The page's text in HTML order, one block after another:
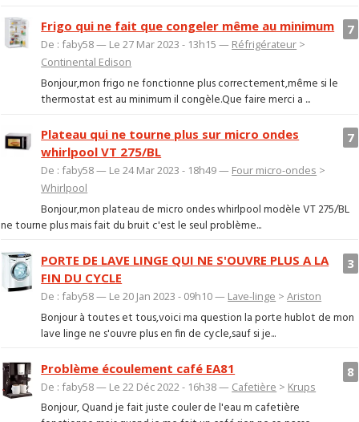
7
Frigo qui ne fait que congeler même au minimum
De : faby58 — Le 27 Mar 2023 - 13h15 — Réfrigérateur >
Continental Edison
Bonjour,mon frigo ne fonctionne plus correctement,même si le
thermostat est au minimum il congèle.Que faire merci a ...
7
Plateau qui ne tourne plus sur micro ondes
whirlpool VT 275/BL
De : faby58 — Le 24 Mar 2023 - 18h49 — Four micro-ondes >
Whirlpool
Bonjour,mon plateau de micro ondes whirlpool modèle VT 275/BL
ne tourne plus mais fait du bruit c'est le seul problème...
3
PORTE DE LAVE LINGE QUI NE S'OUVRE PLUS A LA
FIN DU CYCLE
De : faby58 — Le 20 Jan 2023 - 09h10 — Lave-linge >Ariston
Bonjour à toutes et tous,voici ma question la porte hublot de mon
lave linge ne s'ouvre plus en fin de cycle,sauf si je...
8
Problème écoulement café EA81
De : faby58 — Le 22 Déc 2022 - 16h38 — Cafetière > Krups
Bonjour, Quand je fait juste couler de l'eau m cafetière